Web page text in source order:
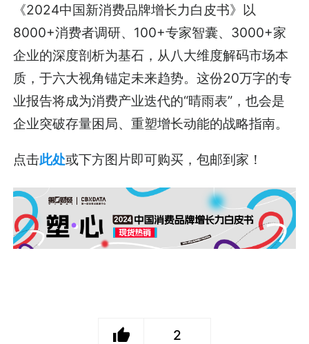
《2024中国新消费品牌增长力白皮书》以
8000+消费者调研、100+专家智囊、3000+家
企业的深度剖析为基石，从八大维度解码市场本
质，于六大视角锚定未来趋势。这份20万字的专
业报告将成为消费产业迭代的“晴雨表”，也会是
企业突破存量困局、重塑增长动能的战略指南。
点击此处或下方图片即可购买，包邮到家！
2